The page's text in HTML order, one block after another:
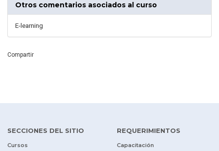
Otros comentarios asociados al curso
E-learning
Compartir
SECCIONES DEL SITIO
Cursos
REQUERIMIENTOS
Capacitación